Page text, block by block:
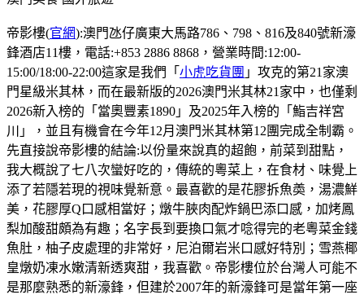
帝影樓(官網):澳門氹仔廣東大馬路786、798、816及840號新濠
鋒酒店11樓，電話:+853 2886 8868，營業時間:12:00-
15:00/18:00-22:00這家是我們「 小虎吃貨團 」攻克的第21家澳
門星級米其林，而在最新版的2026澳門米其林21家中，也僅剩
2026新入榜的「當奧豐素1890」及2025年入榜的「鮨吉祥宮
川」，並且有機會在今年12月澳門米其林第12團完成全制霸。
先直接說帝影樓的結論:以份量來說真的超飽，前菜到甜點，
我大概說了七八次蠻好吃的，傳統的粵菜上，在食材、味覺上
添了若隱若現的視味覺新意。最喜歡的是花膠拆魚𡙡，湯濃鮮
美，花膠厚Q口感相當好；燉牛脥肉配炸鍋巴添口感，加烤鳳
梨加酸甜頗為有趣；名字長到要換口氣才唸得完的老粵菜金錢
魚肚，柚子皮處理的非常好，尼泊爾岩米口感好特別；雪燕椰
皇燉奶凍水嫩清新透爽甜，我喜歡。帝影樓位於台灣人可能不
是那麼熟悉的新濠鋒，但建於2007年的新濠鋒可是當年第一座